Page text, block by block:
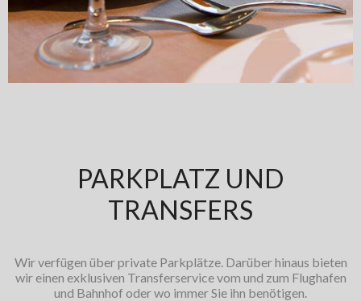
PARKPLATZ UND
TRANSFERS
Wir verfügen über private Parkplätze. Darüber hinaus bieten
wir einen exklusiven Transferservice vom und zum Flughafen
und Bahnhof oder wo immer Sie ihn benötigen.